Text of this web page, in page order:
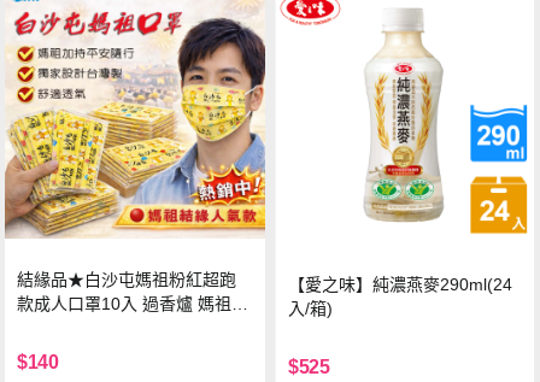
結緣品★白沙屯媽祖粉紅超跑
款成人口罩10入 過香爐 媽祖加
$140
【愛之味】純濃燕麥290ml(24
入/箱)
$525